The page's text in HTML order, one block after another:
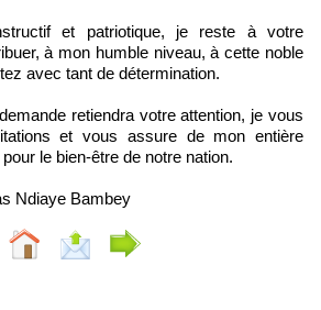
et patriotique, je reste à votre
à mon humble niveau, à cette noble
avec tant de détermination.
retiendra votre attention, je vous
et vous assure de mon entière
le bien-être de notre nation.
Ndiaye Bambey